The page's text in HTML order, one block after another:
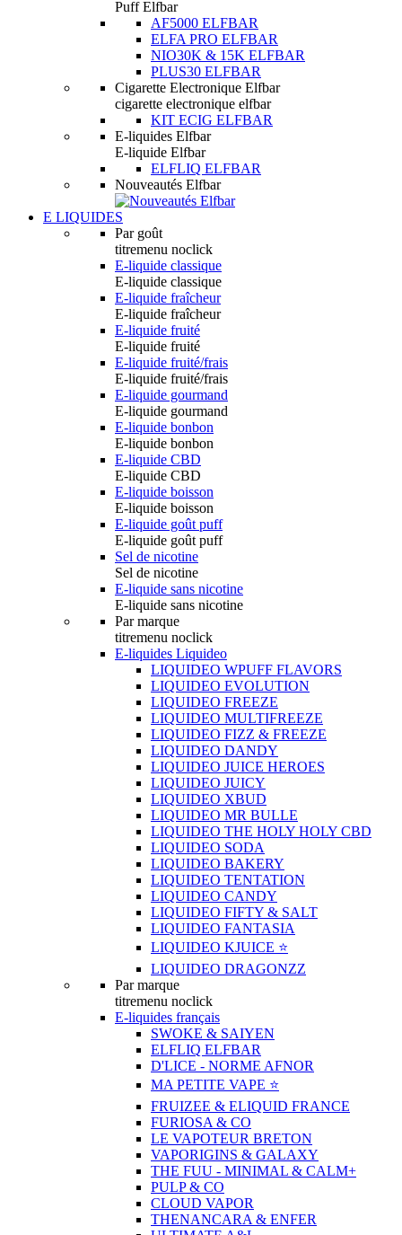
Puff Elfbar
AF5000 ELFBAR
ELFA PRO ELFBAR
NIO30K & 15K ELFBAR
PLUS30 ELFBAR
Cigarette Electronique Elfbar
cigarette electronique elfbar
KIT ECIG ELFBAR
E-liquides Elfbar
E-liquide Elfbar
ELFLIQ ELFBAR
Nouveautés Elfbar
E LIQUIDES
Par goût
titremenu noclick
E-liquide classique
E-liquide classique
E-liquide fraîcheur
E-liquide fraîcheur
E-liquide fruité
E-liquide fruité
E-liquide fruité/frais
E-liquide fruité/frais
E-liquide gourmand
E-liquide gourmand
E-liquide bonbon
E-liquide bonbon
E-liquide CBD
E-liquide CBD
E-liquide boisson
E-liquide boisson
E-liquide goût puff
E-liquide goût puff
Sel de nicotine
Sel de nicotine
E-liquide sans nicotine
E-liquide sans nicotine
Par marque
titremenu noclick
E-liquides Liquideo
LIQUIDEO WPUFF FLAVORS
LIQUIDEO EVOLUTION
LIQUIDEO FREEZE
LIQUIDEO MULTIFREEZE
LIQUIDEO FIZZ & FREEZE
LIQUIDEO DANDY
LIQUIDEO JUICE HEROES
LIQUIDEO JUICY
LIQUIDEO XBUD
LIQUIDEO MR BULLE
LIQUIDEO THE HOLY HOLY CBD
LIQUIDEO SODA
LIQUIDEO BAKERY
LIQUIDEO TENTATION
LIQUIDEO CANDY
LIQUIDEO FIFTY & SALT
LIQUIDEO FANTASIA
LIQUIDEO KJUICE ⭐️
LIQUIDEO DRAGONZZ
Par marque
titremenu noclick
E-liquides français
SWOKE & SAIYEN
ELFLIQ ELFBAR
D'LICE - NORME AFNOR
MA PETITE VAPE ⭐️
FRUIZEE & ELIQUID FRANCE
FURIOSA & CO
LE VAPOTEUR BRETON
VAPORIGINS & GALAXY
THE FUU - MINIMAL & CALM+
PULP & CO
CLOUD VAPOR
THENANCARA & ENFER